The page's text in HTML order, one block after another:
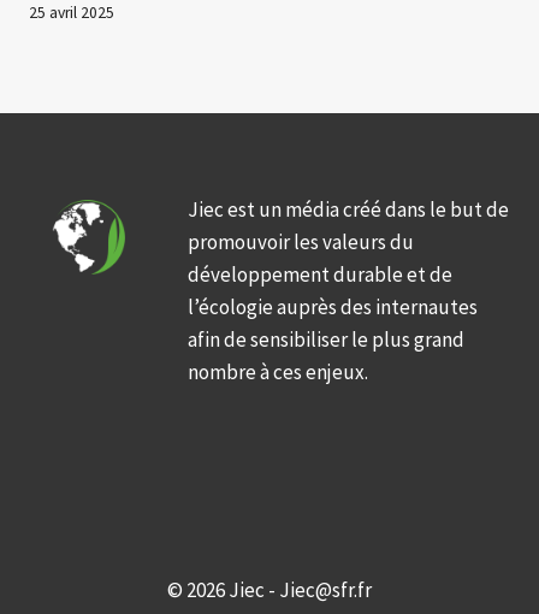
25 avril 2025
Jiec est un média créé dans le but de
promouvoir les valeurs du
développement durable et de
l’écologie auprès des internautes
afin de sensibiliser le plus grand
nombre à ces enjeux.
© 2026 Jiec - Jiec@sfr.fr